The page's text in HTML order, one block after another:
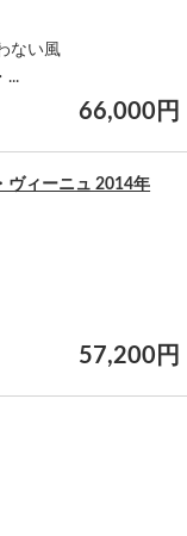
ない風
...
66,000円
ヴィーニュ 2014年
57,200円